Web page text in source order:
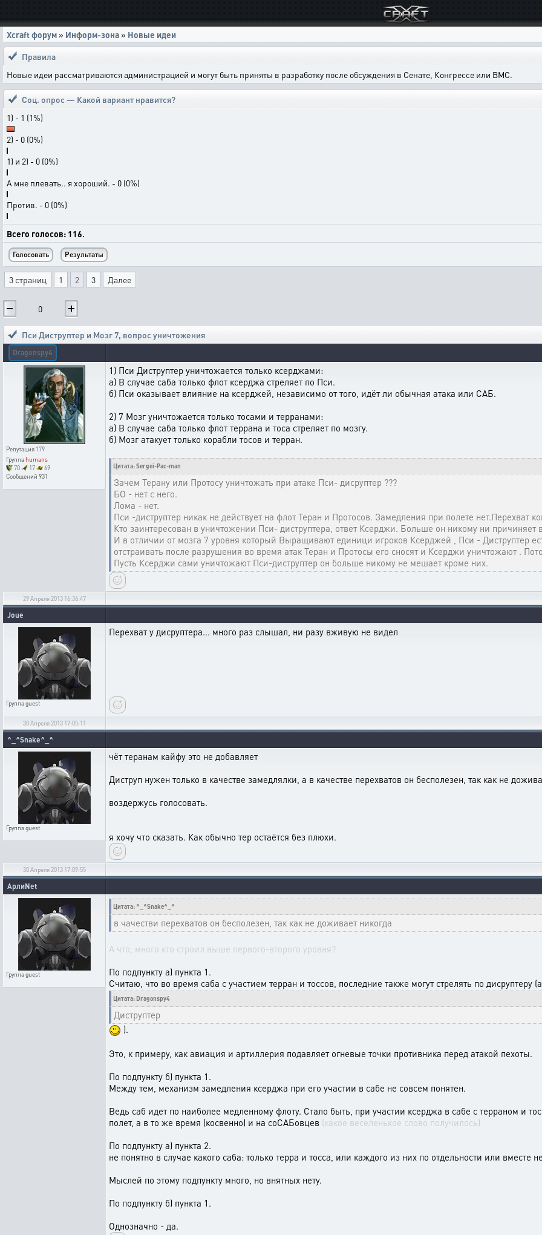
Xcraft форум » Информ-зона » Новые идеи
Правила
Новые идеи рассматриваются администрацией и могут быть приняты в разработку после обсуждения в Сенате, Конгрессе или ВМС.
Соц. опрос — Какой вариант нравится?
1) - 1 (1%)
2) - 0 (0%)
1) и 2) - 0 (0%)
А мне плевать.. я хороший. - 0 (0%)
Против. - 0 (0%)
Всего голосов: 116.
3 страниц 1 2 3 Далее
0
Пси Диструптер и Мозг 7, вопрос уничтожения
Dragonspy4
Репутация 179
Группаhumans
70
17
69
Сообщений 931
1) Пси Диструптер уничтожается только ксерджами:
а) В случае саба только флот ксерджа стреляет по Пси.
б) Пси оказывает влияние на ксерджей, независимо от того, идёт ли обычная атака или САБ.
2) 7 Мозг уничтожается только тосами и терранами:
а) В случае саба только флот террана и тоса стреляет по мозгу.
б) Мозг атакует только корабли тосов и терран.
Цитата: Sergei-Pac-man
Зачем Терану или Протосу уничтожать при атаке Пси- дисруптер ???
БО - нет с него.
Лома - нет.
Пси -диструптер никак не действует на флот Теран и Протосов. Замедления при полете нет.Перехват
Кто заинтересован в уничтожении Пси- диструптера, ответ Ксерджи. Больше он никому ни причиняет
И в отличии от мозга 7 уровня который Выращивают единици игроков Ксерджей , Пси - Диструптер
отстраивать после разрушения во время атак Теран и Протосы его сносят и Ксерджи уничтожают .
Пусть Ксерджи сами уничтожают Пси-диструптер он больше никому не мешает кроме них.
29 Апреля 2013 16:36:47
Joue
Группаguest
Перехват у дисруптера... много раз слышал, ни разу вживую не видел
30 Апреля 2013 17:05:11
^_^Snake^_^
Группаguest
чёт теранам кайфу это не добавляет
Диструп нужен только в качестве замедлялки, а в качестве перехватов он бесполезен, так как не
воздержусь голосовать.
я хочу что сказать. Как обычно тер остаётся без плюхи.
30 Апреля 2013 17:09:55
АрлиNet
Группаguest
Цитата: ^_^Snake^_^
в чачестви перехватов он бесполезен, так как не доживает никогда
А что, много кто строил выше первого-второго уровня?
По подпункту а) пункта 1.
Считаю, что во время саба с участием терран и тоссов, последние также могут стрелять по дисруптеру
Цитата: Dragonspy4
Диструптер
).
Это, к примеру, как авиация и артиллерия подавляет огневые точки противника перед атакой пехоты.
По подпункту б) пункта 1.
Между тем, механизм замедления ксерджа при его участии в сабе не совсем понятен.
Ведь саб идет по наиболее медленному флоту. Стало быть, при участии ксерджа в сабе с терраном и
полет, а в то же время (косвенно) и на соСАБовцев (какое веселенькое слово получилось)
По подпункту а) пункта 2.
не понятно в случае какого саба: только терра и тосса, или каждого из них по отдельности или вместе
Мыслей по этому подпункту много, но внятных нету.
По подпункту б) пункта 1.
Однозначно - да.